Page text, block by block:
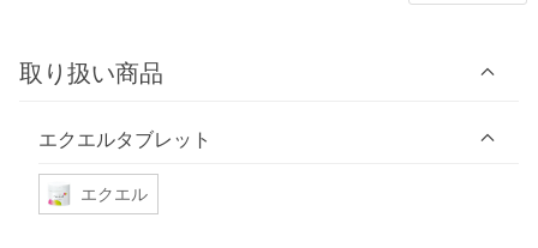
取り扱い商品
エクエルタブレット
エクエル